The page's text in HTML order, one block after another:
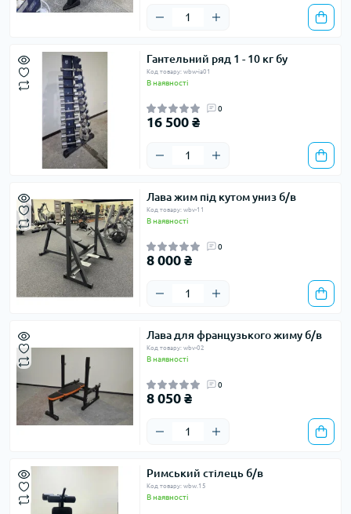
Гантельний ряд 1 - 10 кг бу
Код товару: wbw-ia01
В наявності
0
16 500 ₴
Лава жим під кутом униз б/в
Код товару: wbv-11
В наявності
0
8 000 ₴
Лава для французького жиму б/в
Код товару: wbv-02
В наявності
0
8 050 ₴
Римський стілець б/в
Код товару: wbw.15
В наявності